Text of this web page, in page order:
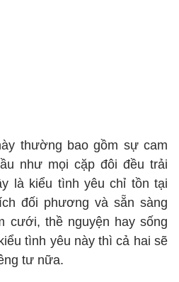
thường bao gồm sự cam
như mọi cặp đôi đều trải
là kiểu tình yêu chỉ tồn tại
đối phương và sẵn sàng
cưới, thề nguyện hay sống
tình yêu này thì cả hai sẽ
tư nữa.